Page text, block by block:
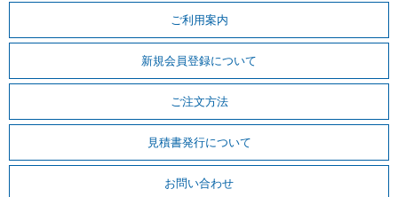
ご利用案内
新規会員登録について
ご注文方法
見積書発行について
お問い合わせ